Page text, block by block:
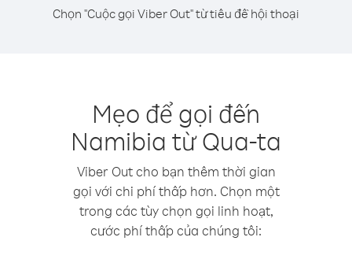
Chọn "Cuộc gọi Viber Out" từ tiêu đề hội thoại
Mẹo để gọi đến
Namibia từ Qua-ta
Viber Out cho bạn thêm thời gian
gọi với chi phí thấp hơn. Chọn một
trong các tùy chọn gọi linh hoạt,
cước phí thấp của chúng tôi: